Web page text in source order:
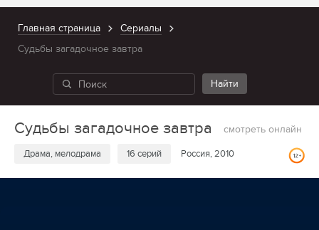
Главная страница
Сериалы
Судьбы загадочное завтра
Судьбы загадочное завтра смотреть онлайн
Драма, мелодрама 16 серий Россия, 2010